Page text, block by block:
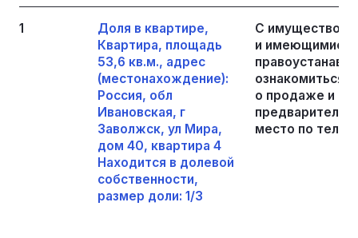
1
Доля в квартире,
Квартира, площадь
53,6 кв.м., адрес
(местонахождение):
Россия, обл
Ивановская, г
Заволжск, ул Мира,
дом 40, квартира 4
Находится в долевой
собственности,
размер доли: 1/3
С имуществом,
и имеющимися
ознакомиться
о продаже и до
место по